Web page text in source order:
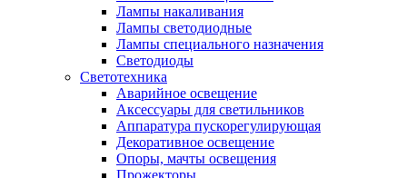
Лампы накаливания
Лампы светодиодные
Лампы специального назначения
Светодиоды
Светотехника
Аварийное освещение
Аксессуары для светильников
Аппаратура пускорегулирующая
Декоративное освещение
Опоры, мачты освещения